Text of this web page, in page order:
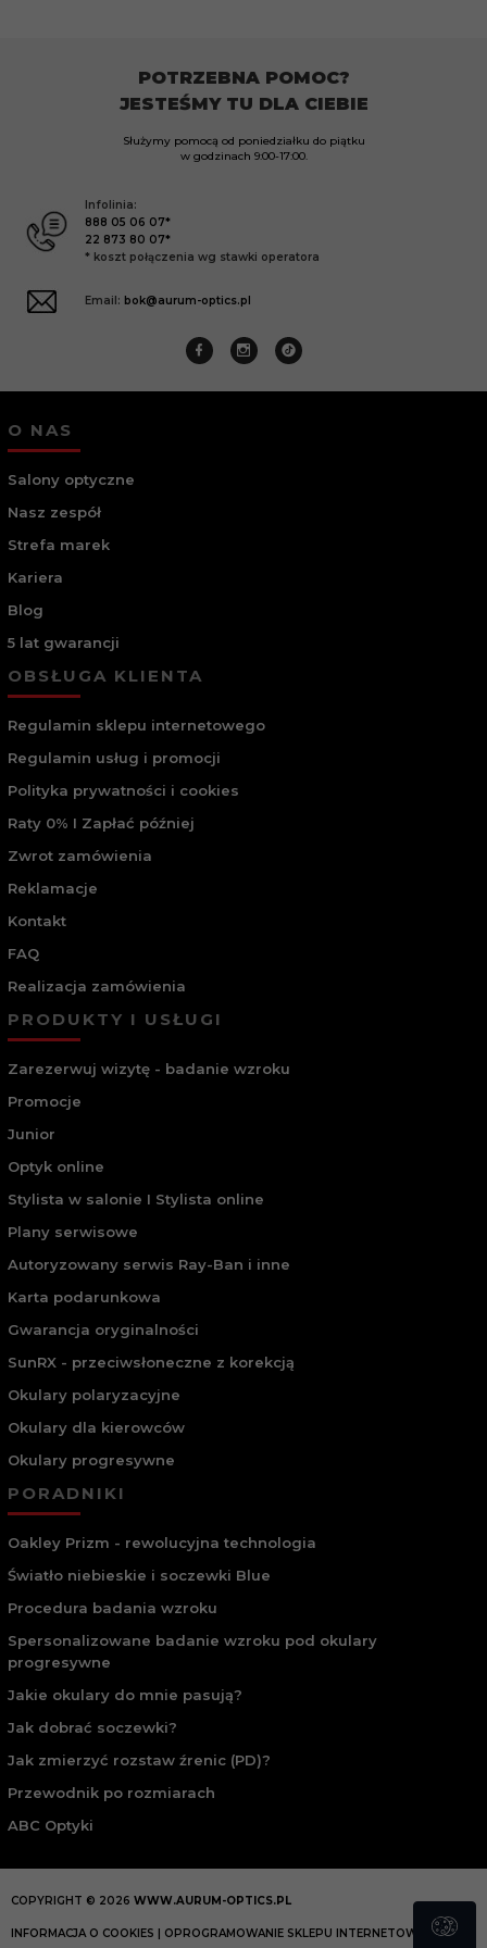
POTRZEBNA POMOC?
JESTEŚMY TU DLA CIEBIE
Służymy pomocą od poniedziałku do piątku
w godzinach 9:00-17:00.
Infolinia:
888 05 06 07*
22 873 80 07*
* koszt połączenia wg stawki operatora
Email: bok@aurum-optics.pl
O NAS
Salony optyczne
Nasz zespół
Strefa marek
Kariera
Blog
5 lat gwarancji
OBSŁUGA KLIENTA
Regulamin sklepu internetowego
Regulamin usług i promocji
Polityka prywatności i cookies
Raty 0% I Zapłać później
Zwrot zamówienia
Reklamacje
Kontakt
FAQ
Realizacja zamówienia
PRODUKTY I USŁUGI
Zarezerwuj wizytę - badanie wzroku
Promocje
Junior
Optyk online
Stylista w salonie I Stylista online
Plany serwisowe
Autoryzowany serwis Ray-Ban i inne
Karta podarunkowa
Gwarancja oryginalności
SunRX - przeciwsłoneczne z korekcją
Okulary polaryzacyjne
Okulary dla kierowców
Okulary progresywne
PORADNIKI
Oakley Prizm - rewolucyjna technologia
Światło niebieskie i soczewki Blue
Procedura badania wzroku
Spersonalizowane badanie wzroku pod okulary
progresywne
Jakie okulary do mnie pasują?
Jak dobrać soczewki?
Jak zmierzyć rozstaw źrenic (PD)?
Przewodnik po rozmiarach
ABC Optyki
COPYRIGHT © 2026 WWW.AURUM-OPTICS.PL
INFORMACJA O COOKIES | OPROGRAMOWANIE SKLEPU INTERNETOWEGO